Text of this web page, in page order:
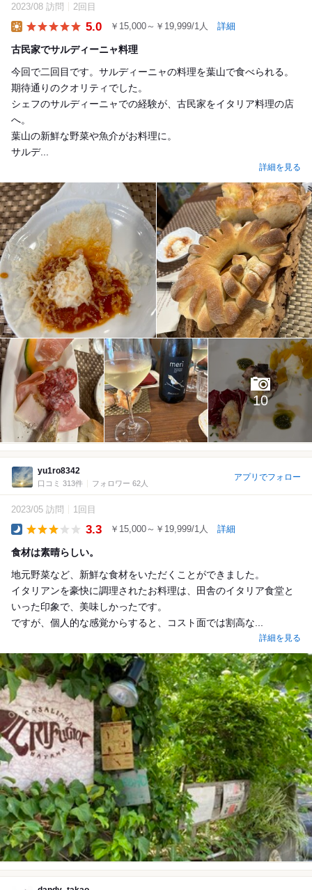
2023/08 訪問 2回目
5.0 ￥15,000～￥19,999/1人 詳細
古民家でサルディーニャ料理
今回で二回目です。サルディーニャの料理を葉山で食べられる。
期待通りのクオリティでした。
シェフのサルディーニャでの経験が、古民家をイタリア料理の店
へ。
葉山の新鮮な野菜や魚介がお料理に。
サルデ...
詳細を見る
10
yu1ro8342
口コミ 313件 フォロワー 62人
アプリでフォロー
2023/05 訪問 1回目
3.3 ￥15,000～￥19,999/1人 詳細
食材は素晴らしい。
地元野菜など、新鮮な食材をいただくことができました。
イタリアンを豪快に調理されたお料理は、田舎のイタリア食堂と
いった印象で、美味しかったです。
ですが、個人的な感覚からすると、コスト面では割高な...
詳細を見る